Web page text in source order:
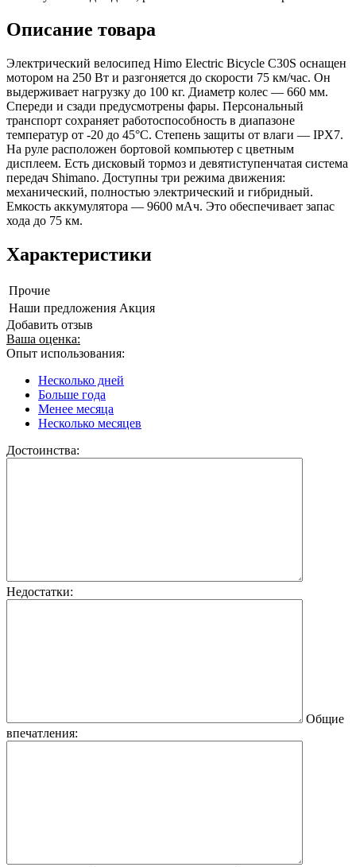
Описание товара
Электрический велосипед Himo Electric Bicycle C30S оснащен
мотором на 250 Вт и разгоняется до скорости 75 км/час. Он
выдерживает нагрузку до 100 кг. Диаметр колес — 660 мм.
Спереди и сзади предусмотрены фары. Персональный
транспорт сохраняет работоспособность в диапазоне
температур от -20 до 45°C. Степень защиты от влаги — IPX7.
На руле расположен бортовой компьютер с цветным
дисплеем. Есть дисковый тормоз и девятиступенчатая система
передач Shimano. Доступны три режима движения:
механический, полностью электрический и гибридный.
Емкость аккумулятора — 9600 мАч. Это обеспечивает запас
хода до 75 км.
Характеристики
Прочие
Наши предложения Акция
Добавить отзыв
Ваша оценка:
Опыт использования:
Несколько дней
Больше года
Менее месяца
Несколько месяцев
Достоинства:
Недостатки:
Общие
впечатления: